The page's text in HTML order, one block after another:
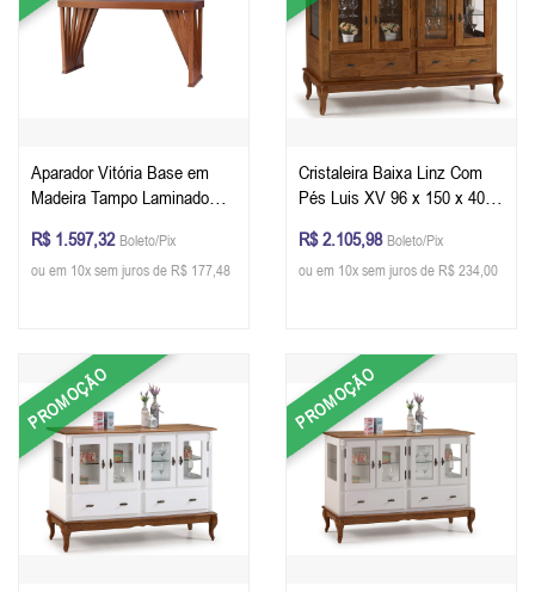
Aparador Vitória Base em
Madeira Tampo Laminado
Personalizável
R$ 1.597,32 Boleto/Pix
ou em 10x sem juros de R$ 177,48
Cristaleira Baixa Linz Com
Pés Luis XV 96 x 150 x 40
Glazer
R$ 2.105,98 Boleto/Pix
ou em 10x sem juros de R$ 234,00
PROMOÇÃO PROMOÇÃO